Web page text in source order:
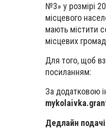
№3» у розмірі
місцевого
мають містити
місцевих
Для того, щоб
посиланням:
За додатковою
Дедлайн